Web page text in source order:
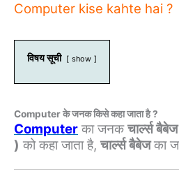
Computer kise kahte hai ?
विषय सूची show
Computer के जनक किसे कहा जाता है ?
Computer का जनकचार्ल्स
) को कहा जाता है,चार्ल्स बैबेजका